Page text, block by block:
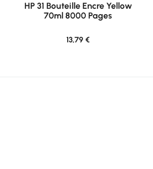
HP 31 Bouteille Encre Yellow
70ml 8000 Pages
13,79 €